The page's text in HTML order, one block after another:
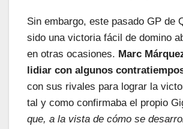
Sin embargo, este pasado GP de
sido una victoria fácil de domino
en otras ocasiones. Marc
lidiar con algunos
con sus rivales para lograr la
tal y como confirmaba el propio
que, a la vista de cómo se